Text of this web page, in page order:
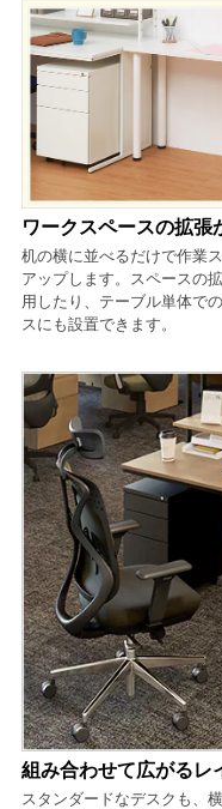
ワークスペースの拡張
机の横に並べるだけで作業
アップします。スペースの
用したり、テーブル単体で
スにも設置できます。
組み合わせて広がるレ
スタンダードなデスクも、